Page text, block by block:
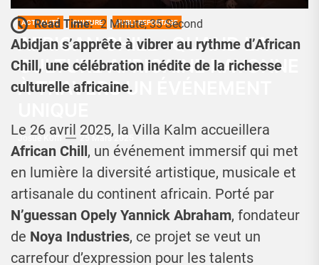
ACTUALITÉ CULTURE PUBLI-REPORTAGE
AFRICAN CHILL : QUAND LA
CULTURE AFRICAINE RAYONNE
À TRAVERS UN ÉVÉNEMENT
25 Mars 2025
Read Time: 2 Minute, 35 Second
Abidjan s’apprête à vibrer au rythme d’African
Chill, une célébration inédite de la richesse
culturelle africaine.
Le 26 avril 2025, la Villa Kalm accueillera
African Chill, un événement immersif qui met
en lumière la diversité artistique, musicale et
artisanale du continent africain. Porté par
N’guessan Opely Yannick Abraham, fondateur
de Noya Industries, ce projet se veut un
carrefour d’expression pour les talents